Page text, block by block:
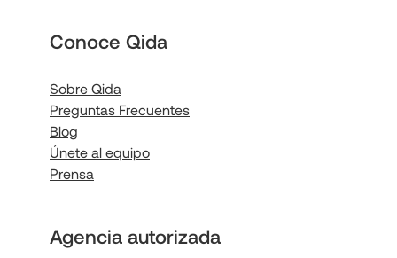
Conoce Qida
Sobre Qida
Preguntas Frecuentes
Blog
Únete al equipo
Prensa
Agencia autorizada